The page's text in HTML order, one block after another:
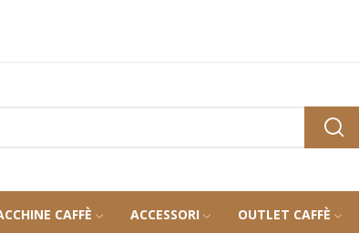
CAFFÈ ACCESSORI OUTLET CAFFÈ